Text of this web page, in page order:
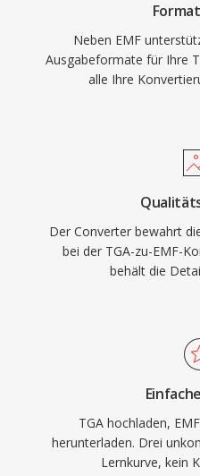
Neben EMF
Ausgabeformate für Ihre
alle Ihre
Der Converter bewahrt
bei der TGA-zu-EMF-
behält die
TGA hochladen,
herunterladen. Drei
Lernkurve, kein